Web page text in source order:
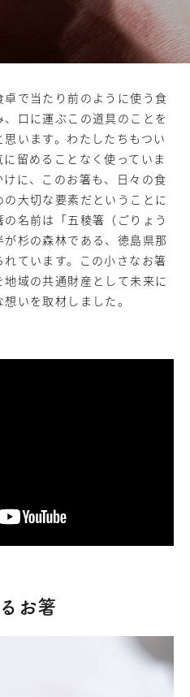
で当たり前のように使う食
口に運ぶこの道具のことを
います。わたしたちもつい
留めることなく使っていま
に、このお箸も、日々の食
大切な要素だということに
名前は「五稜箸（ごりょう
杉の森林である、徳島県那
ています。この小さなお箸
域の共通財産として未来に
いを取材しました。
お箸